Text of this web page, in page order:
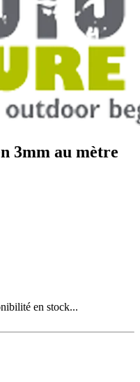
3mm au mètre
en stock...